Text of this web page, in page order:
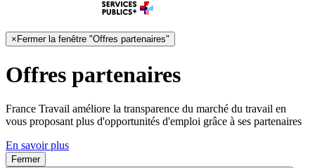
× Fermer la fenêtre "Offres partenaires"
Offres partenaires
France Travail améliore la transparence du marché du travail en
vous proposant plus d'opportunités d'emploi grâce à ses partenaires
En savoir plus
Fermer